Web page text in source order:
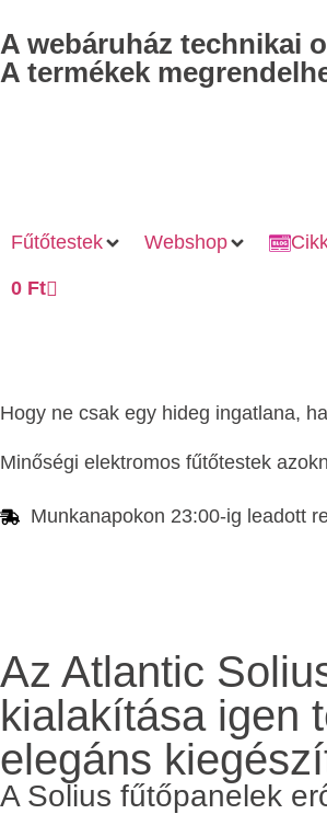
A webáruház technikai
A termékek
Fűtőtestek Webshop
0 Ft
Hogy ne csak egy hideg ingatlana,
Minőségi elektromos fűtőtestek
Munkanapokon 23:00-ig leadott
Az Atlantic
kialakítása igen
elegáns
A Solius fűtőpanelek